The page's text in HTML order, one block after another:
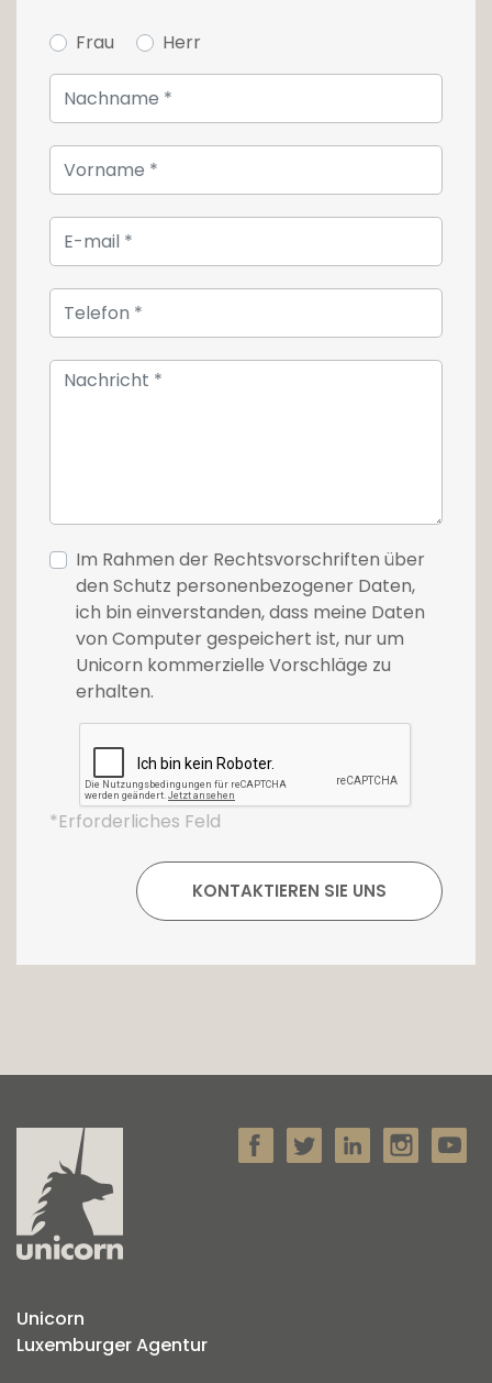
Frau Herr
Im Rahmen der Rechtsvorschriften über
den Schutz personenbezogener Daten,
ich bin einverstanden, dass meine Daten
von Computer gespeichert ist, nur um
Unicorn kommerzielle Vorschläge zu
erhalten.
*Erforderliches Feld
Unicorn
Luxemburger Agentur